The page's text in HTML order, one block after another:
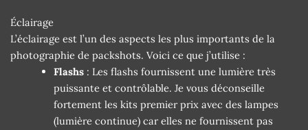
Éclairage
L’éclairage est l’un des aspects les plus importants de la
photographie de packshots. Voici ce que j’utilise :
Flashs : Les flashs fournissent une lumière très
puissante et contrôlable. Je vous déconseille
fortement les kits premier prix avec des lampes
(lumière continue) car elles ne fournissent pas